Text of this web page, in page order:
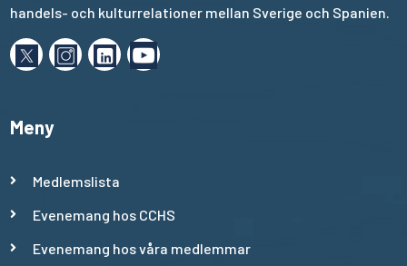
handels- och kulturrelationer mellan Sverige och Spanien.
Meny
Medlemslista
Evenemang hos CCHS
Evenemang hos våra medlemmar